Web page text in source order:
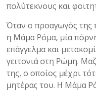
πολύτεκνους και
Όταν ο προαγωγός της
η Μάμα Ρόμα, μία
επάγγελμα και
γειτονιά στη Ρώμη.
της, ο οποίος μέχρι
μητέρας του. Η Μάμα